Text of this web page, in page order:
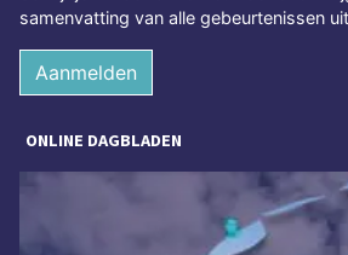
samenvatting van alle gebeurtenissen
Aanmelden
ONLINE DAGBLADEN